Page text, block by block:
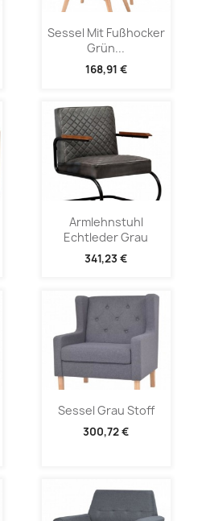
Sessel Mit Fußhocker
Grün...
168,91 €
Armlehnstuhl
Echtleder Grau
341,23 €
Sessel Grau Stoff
300,72 €